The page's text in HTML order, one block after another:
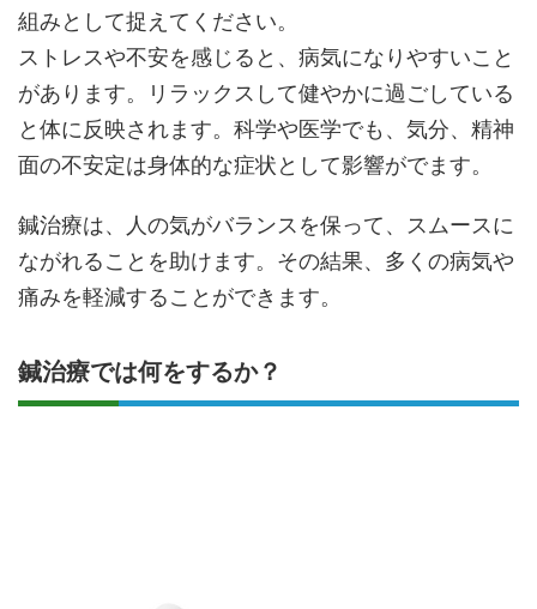
組みとして捉えてください。
ストレスや不安を感じると、病気になりやすいこと
があります。リラックスして健やかに過ごしている
と体に反映されます。科学や医学でも、気分、精神
面の不安定は身体的な症状として影響がでます。
鍼治療は、人の気がバランスを保って、スムースに
ながれることを助けます。その結果、多くの病気や
痛みを軽減することができます。
鍼治療では何をするか？